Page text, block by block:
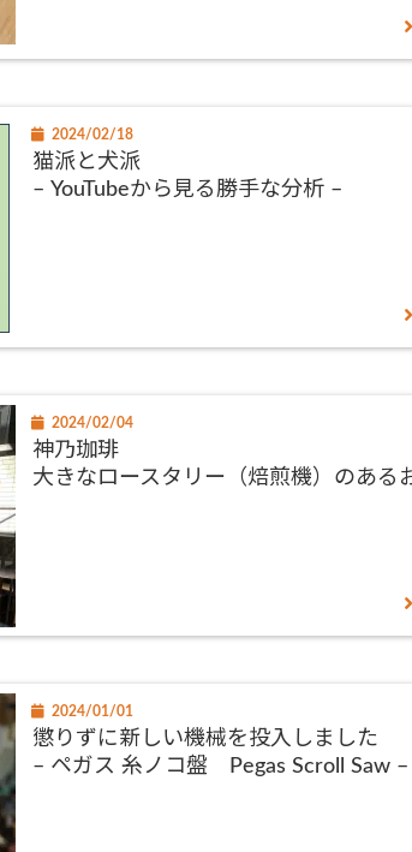
2024/02/18
猫派と犬派
– YouTubeから見る勝手な分析 –
2024/02/04
神乃珈琲
大きなロースタリー（焙煎機）のある
2024/01/01
懲りずに新しい機械を投入しました
– ペガス 糸ノコ盤 Pegas Scroll Saw –